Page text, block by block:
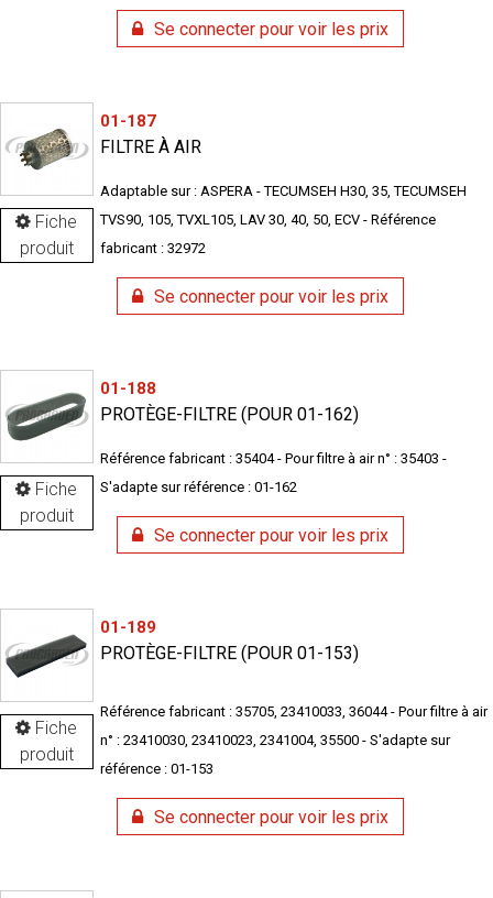
Se connecter pour voir les prix
Fiche
produit
01-187
FILTRE À AIR
Adaptable sur : ASPERA - TECUMSEH H30, 35, TECUMSEH
TVS90, 105, TVXL105, LAV 30, 40, 50, ECV - Référence
fabricant : 32972
Se connecter pour voir les prix
Fiche
produit
01-188
PROTÈGE-FILTRE (POUR 01-162)
Référence fabricant : 35404 - Pour filtre à air n° : 35403 -
S'adapte sur référence : 01-162
Se connecter pour voir les prix
Fiche
produit
01-189
PROTÈGE-FILTRE (POUR 01-153)
Référence fabricant : 35705, 23410033, 36044 - Pour filtre à air
n° : 23410030, 23410023, 2341004, 35500 - S'adapte sur
référence : 01-153
Se connecter pour voir les prix